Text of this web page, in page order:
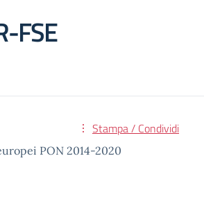
FSE
Stampa / Condividi
PON 2014-2020